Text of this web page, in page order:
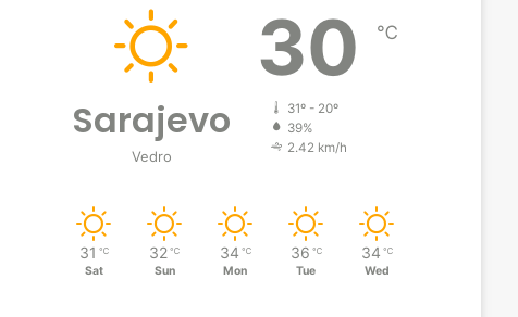
Sarajevo
Vedro
30 ℃
31º - 20º
39%
2.42 km/h
31 ℃
Sat
32 ℃
Sun
34 ℃
Mon
36 ℃
Tue
34 ℃
Wed